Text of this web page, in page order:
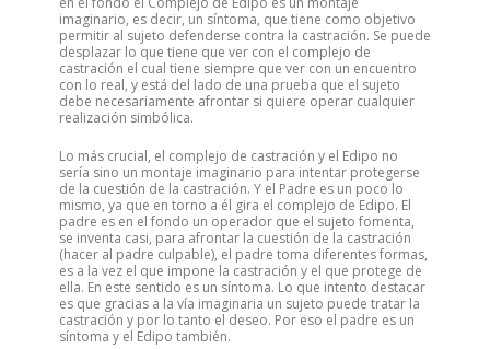
imaginario, es decir, un síntoma, que tiene como objetivo
permitir al sujeto defenderse contra la castración. Se puede
desplazar lo que tiene que ver con el complejo de
castración el cual tiene siempre que ver con un encuentro
con lo real, y está del lado de una prueba que el sujeto
debe necesariamente afrontar si quiere operar cualquier
realización simbólica.
Lo más crucial, el complejo de castración y el Edipo no
sería sino un montaje imaginario para intentar protegerse
de la cuestión de la castración. Y el Padre es un poco lo
mismo, ya que en torno a él gira el complejo de Edipo. El
padre es en el fondo un operador que el sujeto fomenta,
se inventa casi, para afrontar la cuestión de la castración
(hacer al padre culpable), el padre toma diferentes formas,
es a la vez el que impone la castración y el que protege de
ella. En este sentido es un síntoma. Lo que intento destacar
es que gracias a la vía imaginaria un sujeto puede tratar la
castración y por lo tanto el deseo. Por eso el padre es un
síntoma y el Edipo también.